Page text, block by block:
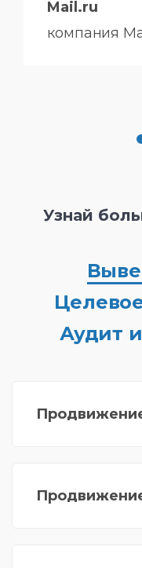
Mail.ru
компания
Узнай
Аудит